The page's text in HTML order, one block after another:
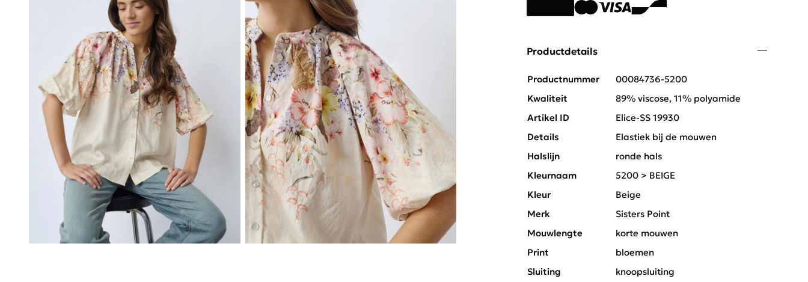
Productdetails
Productnummer
00084736-5200
Kwaliteit
89% viscose, 11% polyamide
Artikel ID
Elice-SS 19930
Details
Elastiek bij de mouwen
Halslijn
ronde hals
Kleurnaam
5200 > BEIGE
Kleur
Beige
Merk
Sisters Point
Mouwlengte
korte mouwen
Print
bloemen
Sluiting
knoopsluiting